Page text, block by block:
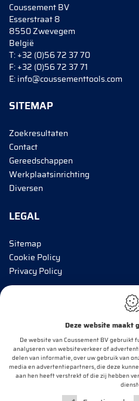
Coussement BV
Esserstraat 8
8550 Zwevegem
België
T:+32 (0)56 72 37 70
F:+32 (0)56 72 37 71
E:info@coussementtools.com
SITEMAP
Zoekresultaten
Contact
Gereedschappen
Werkplaatsinrichting
Diversen
LEGAL
Sitemap
Cookie Policy
Privacy Policy
BRENG MIJ OP DE HOOGTE!
E-mail*
OK
Deze website maakt
De website van Coussement BV gebruikt
analyseren van websiteverkeer of
delen van informatie, over uw gebruik van
media en advertentiepartners, die deze
aan hen heeft verstrekt of die zij hebben